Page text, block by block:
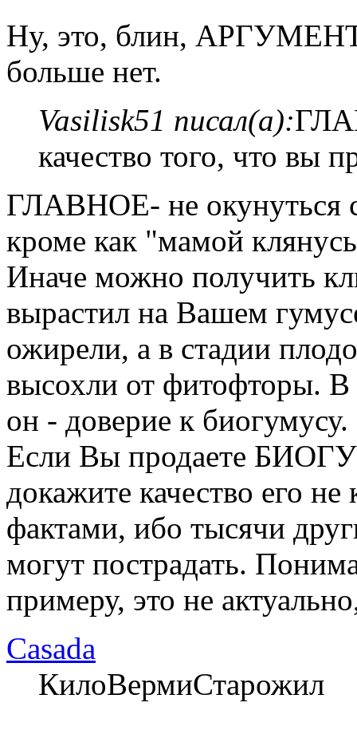
Ну, это, блин,
больше нет.
Vasilisk51 писал(а):
качество того, что вы
ГЛАВНОЕ- не окунуться с
кроме как "мамой
Иначе можно получить
вырастил на Вашем
ожирели, а в стадии
высохли от фитофторы. В
он - доверие к биогумусу.
Если Вы продаете
докажите качество его
фактами, ибо тысячи
могут пострадать.
примеру, это не
Casada
КилоВермиСтарожил